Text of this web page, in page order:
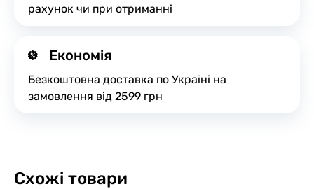
рахунок чи при отриманні
Економія
Безкоштовна доставка по Україні на
замовлення від 2599 грн
Схожі товари